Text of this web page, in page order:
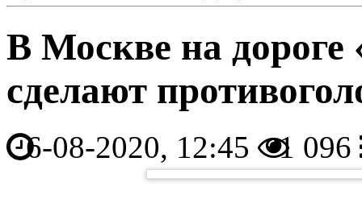
В Москве на
сделают
6-08-2020, 12:45 1 096